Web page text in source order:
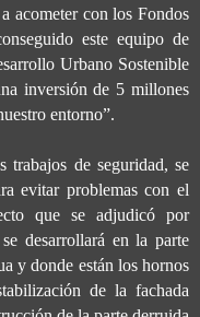
acometer con los Fondos
este equipo de
Urbano Sostenible
inversión de 5 millones
entorno”.
trabajos de seguridad, se
evitar problemas con el
que se adjudicó por
desarrollará en la parte
y donde están los hornos
de la fachada